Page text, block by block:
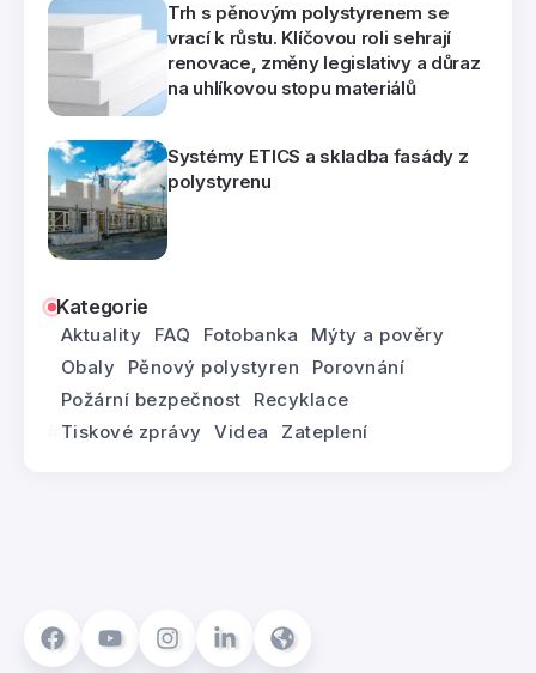
Trh s pěnovým polystyrenem se
vrací k růstu. Klíčovou roli sehrají
renovace, změny legislativy a důraz
na uhlíkovou stopu materiálů
Systémy ETICS a skladba fasády z
polystyrenu
Kategorie
Aktuality FAQ Fotobanka
Mýty a pověry
Obaly
Pěnový polystyren
Porovnání
Požární bezpečnost
Recyklace
Tiskové zprávy
Videa Zateplení